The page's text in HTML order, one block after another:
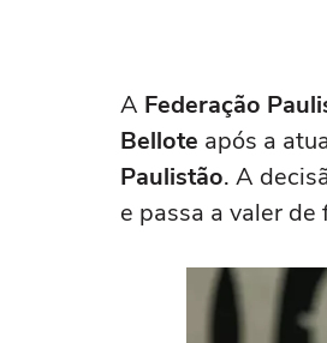
A Federação
Bellote após a
Paulistão. A
e passa a valer